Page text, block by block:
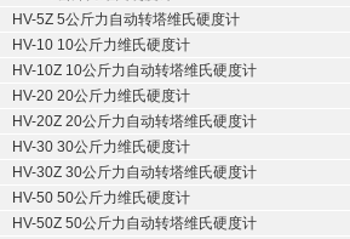
HV-5Z 5公斤力自动转塔维氏硬度计
HV-10 10公斤力维氏硬度计
HV-10Z 10公斤力自动转塔维氏硬度计
HV-20 20公斤力维氏硬度计
HV-20Z 20公斤力自动转塔维氏硬度计
HV-30 30公斤力维氏硬度计
HV-30Z 30公斤力自动转塔维氏硬度计
HV-50 50公斤力维氏硬度计
HV-50Z 50公斤力自动转塔维氏硬度计